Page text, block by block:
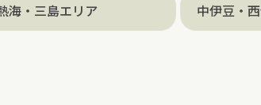
海・三島エリア 中伊豆・